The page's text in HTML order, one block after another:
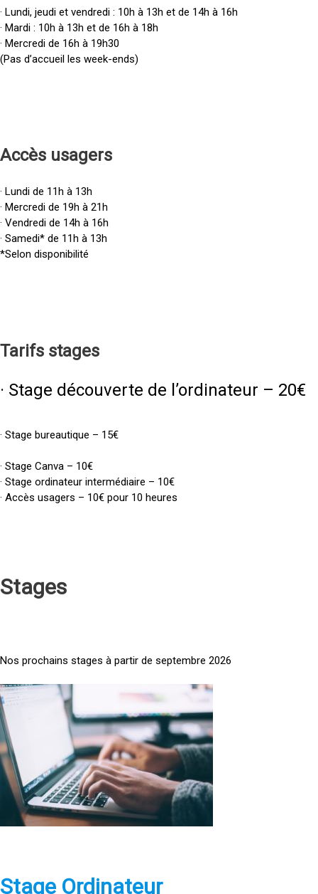
· Lundi, jeudi et vendredi : 10h à 13h et de 14h à 16h
· Mardi : 10h à 13h et de 16h à 18h
· Mercredi de 16h à 19h30
(Pas d’accueil les week-ends)
Accès usagers
· Lundi de 11h à 13h
· Mercredi de 19h à 21h
· Vendredi de 14h à 16h
· Samedi* de 11h à 13h
*Selon disponibilité
Tarifs stages
· Stage découverte de l’ordinateur – 20€
· Stage bureautique – 15€
· Stage Canva – 10€
· Stage ordinateur intermédiaire – 10€
· Accès usagers – 10€ pour 10 heures
Stages
Nos prochains stages à partir de septembre 2026
<
a
h
e
f
pStage Ordinateur